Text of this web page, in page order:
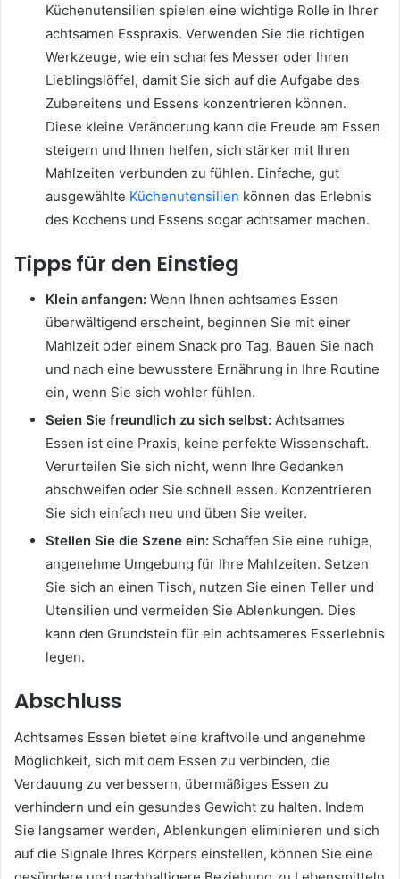
Küchenutensilien spielen eine wichtige Rolle in Ihrer
achtsamen Esspraxis. Verwenden Sie die richtigen
Werkzeuge, wie ein scharfes Messer oder Ihren
Lieblingslöffel, damit Sie sich auf die Aufgabe des
Zubereitens und Essens konzentrieren können.
Diese kleine Veränderung kann die Freude am Essen
steigern und Ihnen helfen, sich stärker mit Ihren
Mahlzeiten verbunden zu fühlen. Einfache, gut
ausgewählte Küchenutensilien können das Erlebnis
des Kochens und Essens sogar achtsamer machen.
Tipps für den Einstieg
Klein anfangen: Wenn Ihnen achtsames Essen
überwältigend erscheint, beginnen Sie mit einer
Mahlzeit oder einem Snack pro Tag. Bauen Sie nach
und nach eine bewusstere Ernährung in Ihre Routine
ein, wenn Sie sich wohler fühlen.
Seien Sie freundlich zu sich selbst: Achtsames
Essen ist eine Praxis, keine perfekte Wissenschaft.
Verurteilen Sie sich nicht, wenn Ihre Gedanken
abschweifen oder Sie schnell essen. Konzentrieren
Sie sich einfach neu und üben Sie weiter.
Stellen Sie die Szene ein: Schaffen Sie eine ruhige,
angenehme Umgebung für Ihre Mahlzeiten. Setzen
Sie sich an einen Tisch, nutzen Sie einen Teller und
Utensilien und vermeiden Sie Ablenkungen. Dies
kann den Grundstein für ein achtsameres Esserlebnis
legen.
Abschluss
Achtsames Essen bietet eine kraftvolle und angenehme
Möglichkeit, sich mit dem Essen zu verbinden, die
Verdauung zu verbessern, übermäßiges Essen zu
verhindern und ein gesundes Gewicht zu halten. Indem
Sie langsamer werden, Ablenkungen eliminieren und sich
auf die Signale Ihres Körpers einstellen, können Sie eine